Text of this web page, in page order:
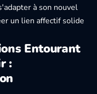
à son nouvel
un lien affectif solide
Entourant
: